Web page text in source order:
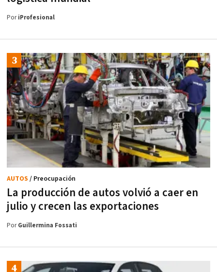
PoriProfesional
La producción de autos volvió a caer en
julio y crecen las exportaciones
AUTOS / Preocupación
PorGuillermina Fossati